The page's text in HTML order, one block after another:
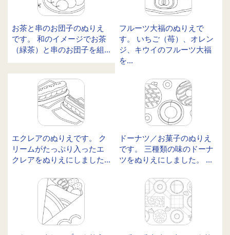
お茶と串のお団子のぬりえ
です。 和のイメージでお茶
（緑茶）と串のお団子を組...
フルーツ大福のぬりえで
す。 いちご（苺）、オレン
ジ、キウイのフルーツ大福
を...
エクレアのぬりえです。 ク
リームがたっぷり入ったエ
クレアをぬりえにしました...
ドーナツ／お菓子のぬりえ
です。 三種類の味のドーナ
ツをぬりえにしました。 ...